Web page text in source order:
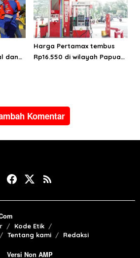
dan
Harga Pertamax tembus
Rp16.550 di wilayah Papua
Komentar
Kode Etik
Tentang kami Redaksi
Versi Non AMP